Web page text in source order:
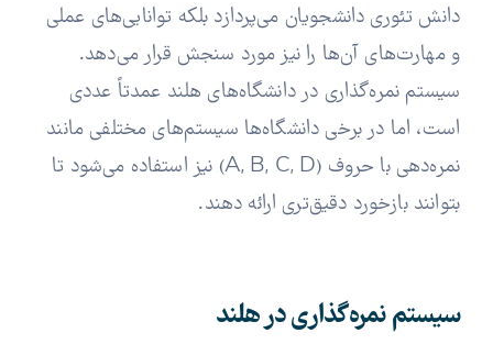
دانش تئوری دانشجویان می‌پردازد بلکه توانایی‌های عملی
و مهارت‌های آن‌ها را نیز مورد سنجش قرار می‌دهد.
سیستم نمره‌گذاری در دانشگاه‌های هلند عمدتاً عددی
است، اما در برخی دانشگاه‌ها سیستم‌های مختلفی مانند
نمره‌دهی با حروف (A, B, C, D) نیز استفاده می‌شود تا
بتوانند بازخورد دقیق‌تری ارائه دهند.
سیستم نمره‌گذاری در هلند